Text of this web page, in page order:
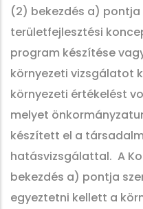
(2) bekezdés a)
területfejlesztési
program készítése
környezeti vizsgálatot
környezeti értékelést
melyet
készített el a
hatásvizsgálattal. A
bekezdés a) pontja
egyeztetni kellett a